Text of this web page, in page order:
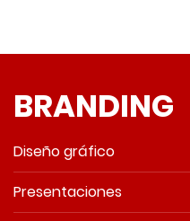
BRANDING
Diseño gráfico
Presentaciones